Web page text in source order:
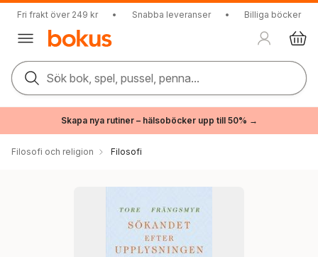
Fri frakt över 249 kr • Snabba leveranser • Billiga böcker
Sök bok, spel, pussel, penna...
Skapa nya rutiner – hälsoböcker upp till 50% →
Filosofi och religion Filosofi